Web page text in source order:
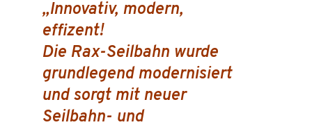
„Innovativ, modern,
effizent!
Die Rax-Seilbahn wurde
grundlegend modernisiert
und sorgt mit neuer
Seilbahn- und